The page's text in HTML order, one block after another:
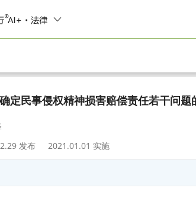
定民事侵权精神损害赔偿责任若干问题
发布 2021.01.01 实施